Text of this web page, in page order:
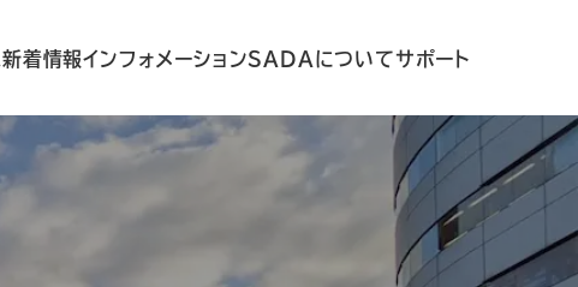
新着情報インフォメーションSADAについてサポート